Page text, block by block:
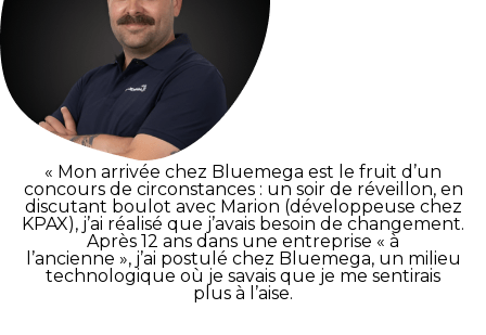
« Mon arrivée chez Bluemega est le fruit d’un
concours de circonstances : un soir de réveillon, en
discutant boulot avec Marion (développeuse chez
KPAX), j’ai réalisé que j’avais besoin de changement.
Après 12 ans dans une entreprise « à
l’ancienne », j’ai postulé chez Bluemega, un milieu
technologique où je savais que je me sentirais
plus à l’aise.